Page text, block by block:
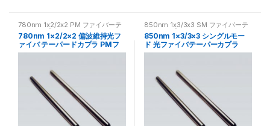
780nm 1x2/2x2 PM ファイバーテ
ーパーカプラ
780nm 1×2/2×2 偏波維持光フ
ァイバ テーパードカプラ PMフ
ァイバカプラ
850nm 1x3/3x3 SM ファイバーテ
ーパーカプラ
850nm 1×3/3×3 シングルモー
ド 光ファイバテーパーカプラ
SM ファイバカプラ